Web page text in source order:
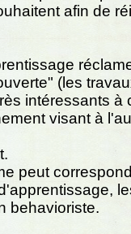
afin de
(les
intéressants à
visant à
peut
behavioriste.